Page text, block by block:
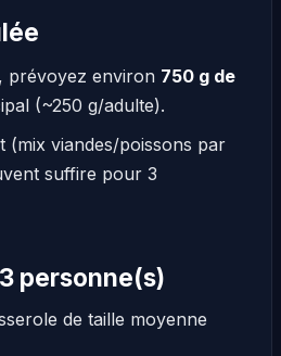
, prévoyez environ 750 g de
(~250 g/adulte).
(mix viandes/poissons par
suffire pour 3
personne(s)
de taille moyenne